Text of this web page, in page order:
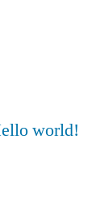
world!